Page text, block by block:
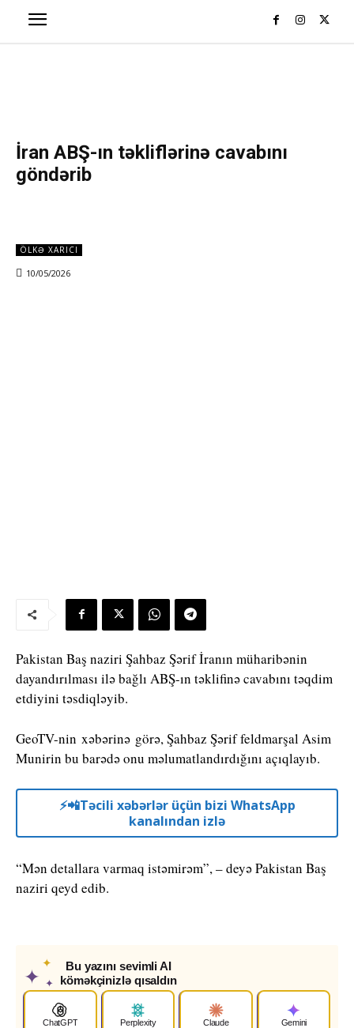
İran ABŞ-ın təkliflərinə cavabını
göndərib
ÖLKƏ XARICI
10/05/2026
Pakistan Baş naziri Şahbaz Şərif İranın müharibənin
dayandırılması ilə bağlı ABŞ-ın təklifinə cavabını təqdim
etdiyini təsdiqləyib.
GeoTV-nin xəbərinə görə, Şahbaz Şərif feldmarşal Asim
Munirin bu barədə onu məlumatlandırdığını açıqlayıb.
⚡️📲Təcili xəbərlər üçün bizi WhatsApp
kanalından izlə
“Mən detallara varmaq istəmirəm”, – deyə Pakistan Baş
naziri qeyd edib.
✦
✦
✦
Bu yazını sevimli AI
köməkçinizlə qısaldın
ChatGPT Perplexity Claude Gemini